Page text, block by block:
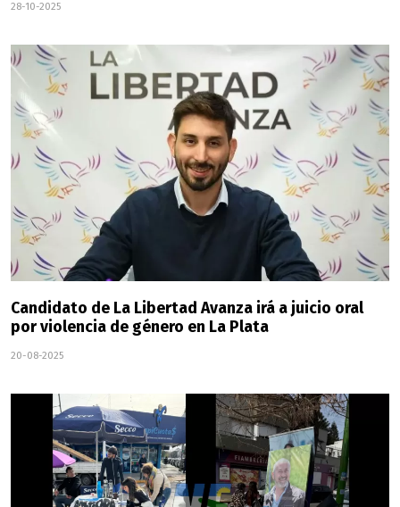
28-10-2025
Candidato de La Libertad Avanza irá a juicio oral
por violencia de género en La Plata
20-08-2025